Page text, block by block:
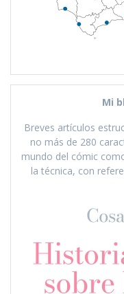
Mi
Breves artículos
no más de 280
mundo del cómic
la técnica, con